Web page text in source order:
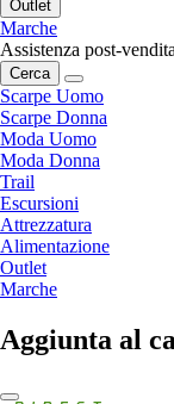
Outlet
Marche
Assistenza post-
Cerca
Scarpe Uomo
Scarpe Donna
Moda Uomo
Moda Donna
Trail
Escursioni
Attrezzatura
Alimentazione
Outlet
Marche
Aggiunta al